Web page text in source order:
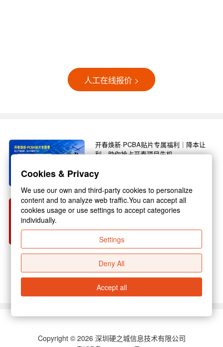
人工在线报价 >
开春焕新·PCBA贴片专属福利｜降本让
利，助你抢占开春项目先机
旺季，也是电子行业新项目启动的关键节点！不
硬之城 2026 年春节放假通知
期期间业务衔接顺畅，结合国家放假规定与公司
实际运营安排，现...
查看更多 >
Copyright © 2026 深圳硬之城信息技术有限公司
Cookies & Privacy
We use our own and third-party cookies to personalize
content and to analyze web traffic.You can accept all
cookies usage or use settings to accept categories
individually.
Settings
Deny All
Accept all